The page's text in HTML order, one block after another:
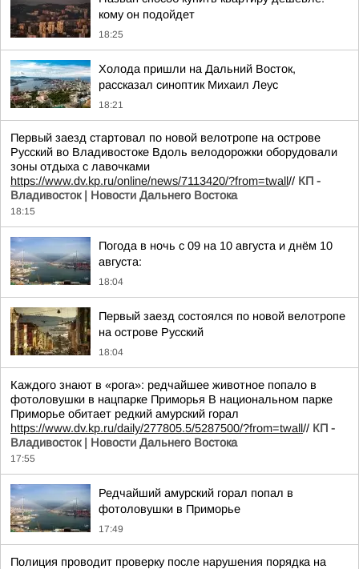
кому он подойдет
18:25
Холода пришли на Дальний Восток,
рассказал синоптик Михаил Леус
18:21
Первый заезд стартовал по новой велотропе на острове
Русский во Владивостоке Вдоль велодорожки оборудовали
зоны отдыха с лавочками
https://www.dv.kp.ru/online/news/7113420/?from=twall// КП -
Владивосток | Новости Дальнего Востока
18:15
Погода в ночь с 09 на 10 августа и днём 10
августа:
18:04
Первый заезд состоялся по новой велотропе
на острове Русский
18:04
Каждого знают в «рога»: редчайшее животное попало в
фотоловушки в нацпарке Приморья В национальном парке
Приморье обитает редкий амурский горал
https://www.dv.kp.ru/daily/277805.5/5287500/?from=twall// КП -
Владивосток | Новости Дальнего Востока
17:55
Редчайший амурский горал попал в
фотоловушки в Приморье
17:49
Полиция проводит проверку после нарушения порядка на